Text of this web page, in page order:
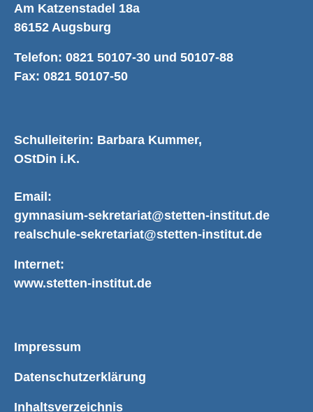
Am Katzenstadel 18a
86152 Augsburg
Telefon: 0821 50107-30 und 50107-88
Fax: 0821 50107-50
Schulleiterin: Barbara Kummer,
OStDin i.K.
Email:
gymnasium-sekretariat@stetten-institut.de
realschule-sekretariat@stetten-institut.de
Internet:
www.stetten-institut.de
Impressum
Datenschutzerklärung
Inhaltsverzeichnis